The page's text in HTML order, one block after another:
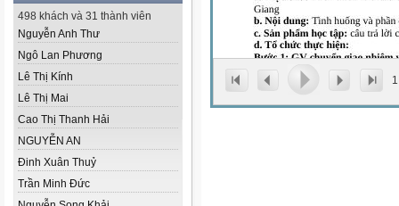
498 khách và 31 thành viên
Nguyễn Anh Thư
Ngô Lan Phương
Lê Thị Kính
Lê Thị Mai
Cao Thị Thanh Hải
NGUYỄN AN
Đinh Xuân Thuỷ
Trần Minh Đức
1